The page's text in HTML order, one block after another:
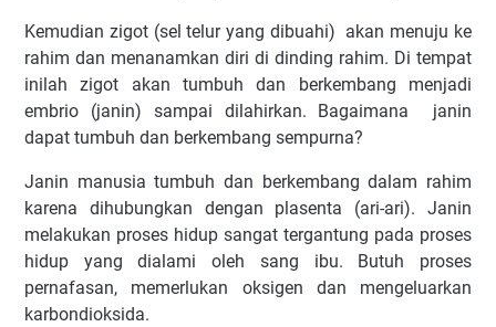
Kemudian zigot (sel telur yang dibuahi) akan menuju ke
rahim dan menanamkan diri di dinding rahim. Di tempat
inilah zigot akan tumbuh dan berkembang menjadi
embrio (janin) sampai dilahirkan. Bagaimana janin
dapat tumbuh dan berkembang sempurna?
Janin manusia tumbuh dan berkembang dalam rahim
karena dihubungkan dengan plasenta (ari-ari). Janin
melakukan proses hidup sangat tergantung pada proses
hidup yang dialami oleh sang ibu. Butuh proses
pernafasan, memerlukan oksigen dan mengeluarkan
karbondioksida.